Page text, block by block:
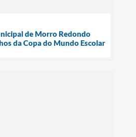
de Morro Redondo
da Copa do Mundo Escolar